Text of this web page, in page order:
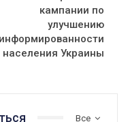
кампании по
улучшению
информированности
населения Украины
Все